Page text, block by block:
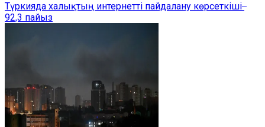
Түркияда халықтың интернетті пайдалану көрсеткіші ̶
92,3 пайыз